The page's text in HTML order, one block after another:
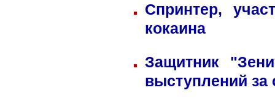
Спринтер,
кокаина
Защитник
выступлений